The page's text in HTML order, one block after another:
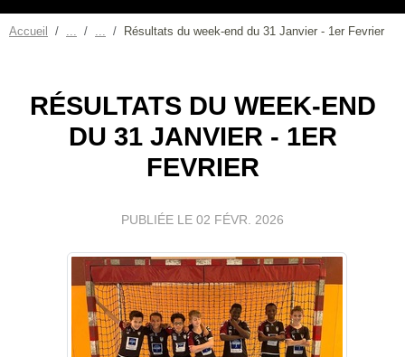
Accueil Résultats du week-end du 31 Janvier - 1er Fevrier
RÉSULTATS DU WEEK-END
DU 31 JANVIER - 1ER
FEVRIER
PUBLIÉE LE 02 FÉVR. 2026